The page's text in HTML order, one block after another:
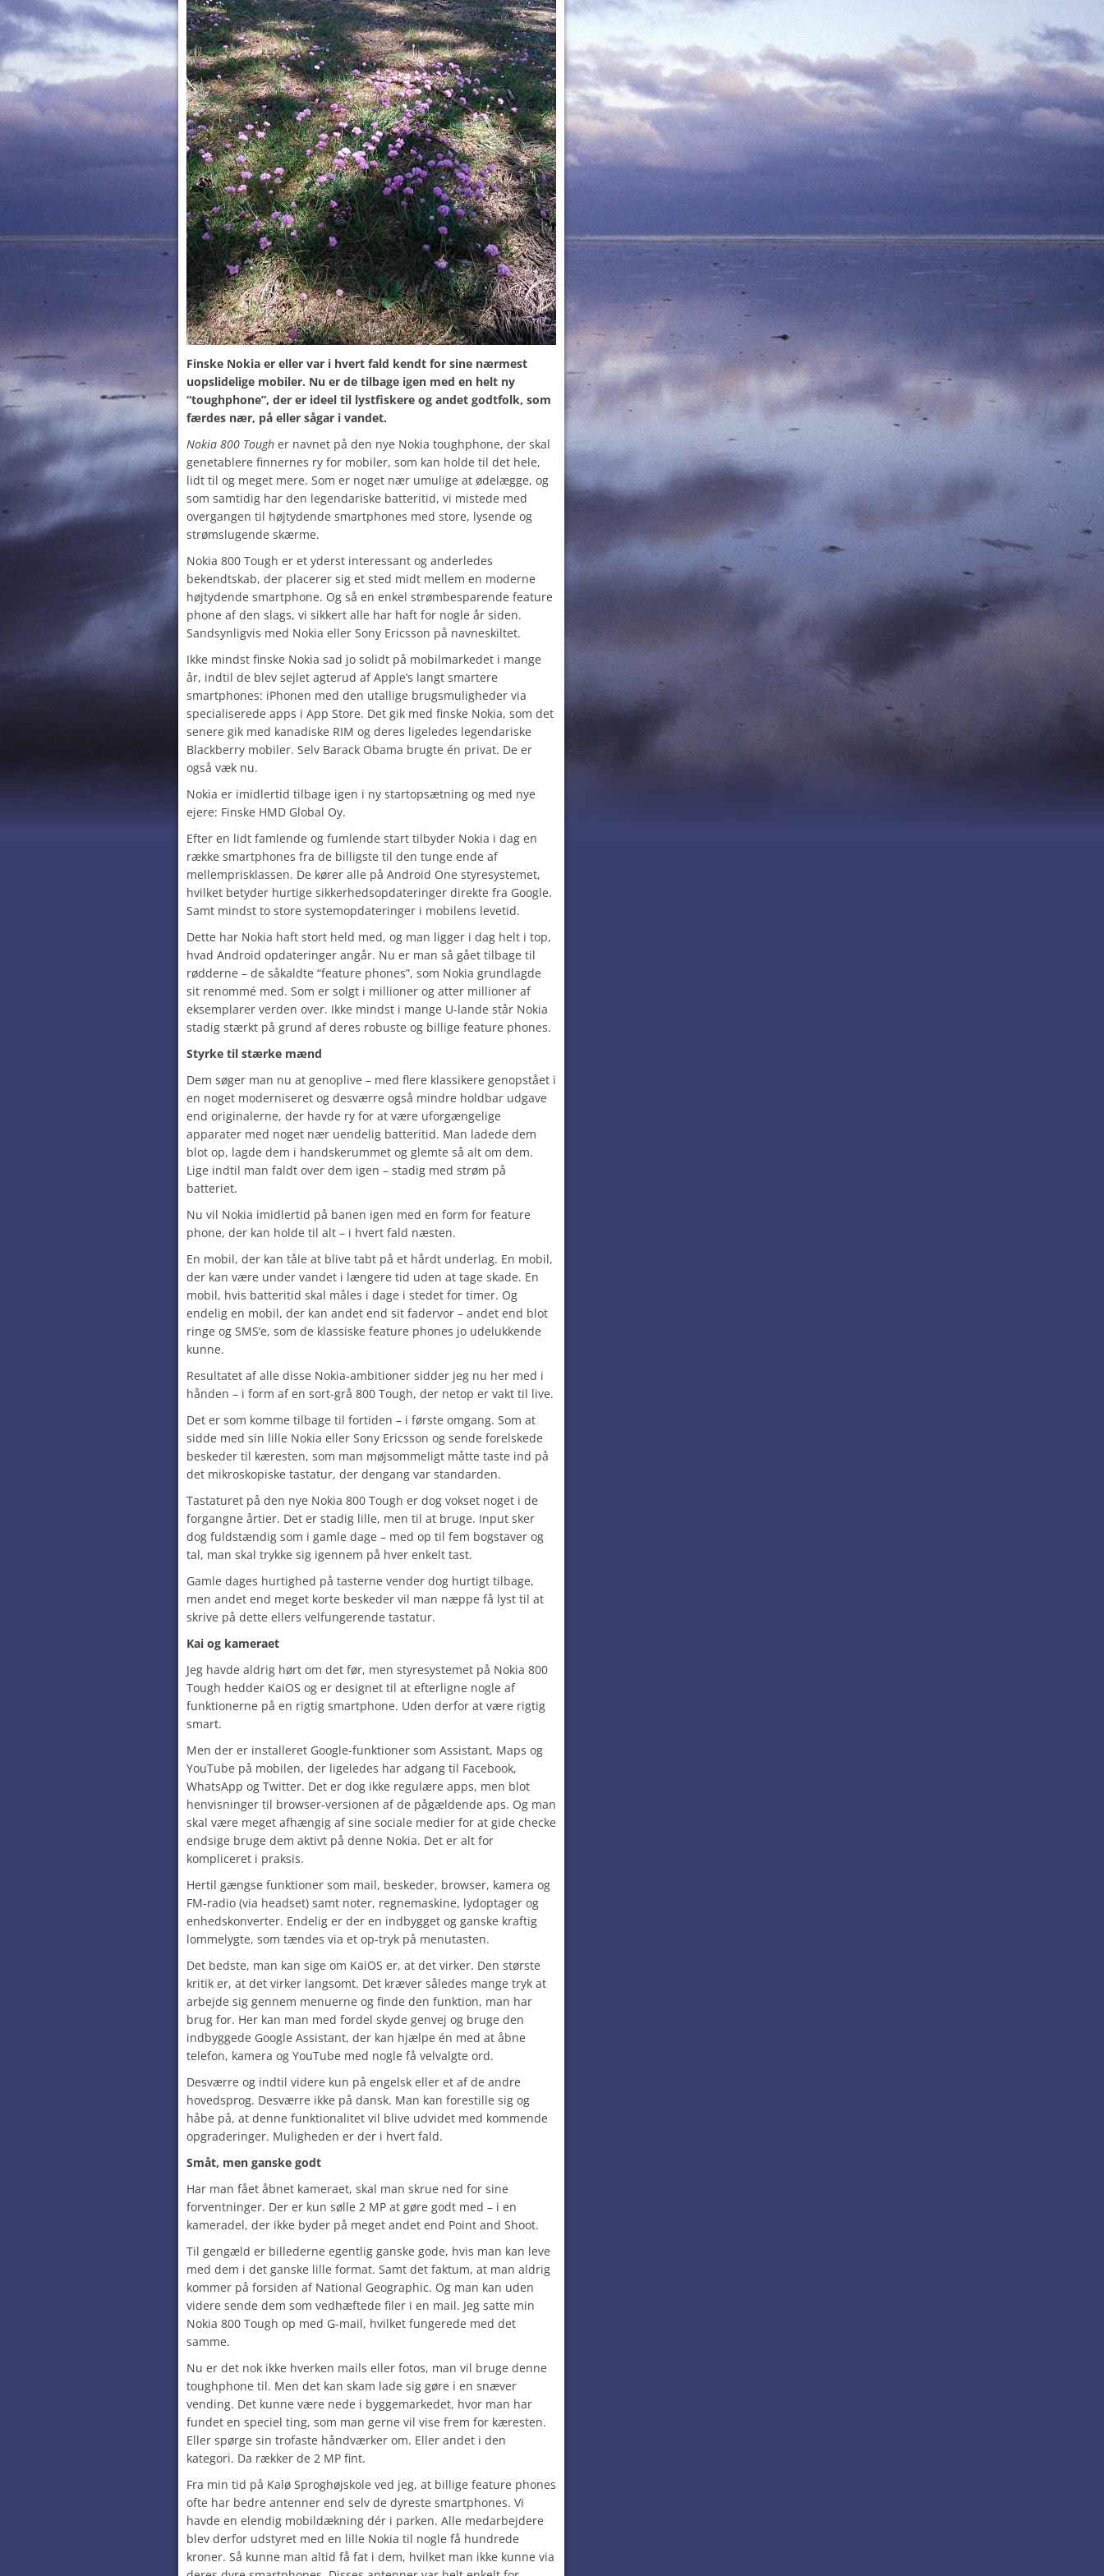
Finske Nokia er eller var i hvert fald kendt for sine nærmest
uopslidelige mobiler. Nu er de tilbage igen med en helt ny
“toughphone”, der er ideel til lystfiskere og andet godtfolk, som
færdes nær, på eller sågar i vandet.
Nokia 800 Tough er navnet på den nye Nokia toughphone, der skal
genetablere finnernes ry for mobiler, som kan holde til det hele,
lidt til og meget mere. Som er noget nær umulige at ødelægge, og
som samtidig har den legendariske batteritid, vi mistede med
overgangen til højtydende smartphones med store, lysende og
strømslugende skærme.
Nokia 800 Tough er et yderst interessant og anderledes
bekendtskab, der placerer sig et sted midt mellem en moderne
højtydende smartphone. Og så en enkel strømbesparende feature
phone af den slags, vi sikkert alle har haft for nogle år siden.
Sandsynligvis med Nokia eller Sony Ericsson på navneskiltet.
Ikke mindst finske Nokia sad jo solidt på mobilmarkedet i mange
år, indtil de blev sejlet agterud af Apple’s langt smartere
smartphones: iPhonen med den utallige brugsmuligheder via
specialiserede apps i App Store. Det gik med finske Nokia, som det
senere gik med kanadiske RIM og deres ligeledes legendariske
Blackberry mobiler. Selv Barack Obama brugte én privat. De er
også væk nu.
Nokia er imidlertid tilbage igen i ny startopsætning og med nye
ejere: Finske HMD Global Oy.
Efter en lidt famlende og fumlende start tilbyder Nokia i dag en
række smartphones fra de billigste til den tunge ende af
mellemprisklassen. De kører alle på Android One styresystemet,
hvilket betyder hurtige sikkerhedsopdateringer direkte fra Google.
Samt mindst to store systemopdateringer i mobilens levetid.
Dette har Nokia haft stort held med, og man ligger i dag helt i top,
hvad Android opdateringer angår. Nu er man så gået tilbage til
rødderne – de såkaldte “feature phones”, som Nokia grundlagde
sit renommé med. Som er solgt i millioner og atter millioner af
eksemplarer verden over. Ikke mindst i mange U-lande står Nokia
stadig stærkt på grund af deres robuste og billige feature phones.
Styrke til stærke mænd
Dem søger man nu at genoplive – med flere klassikere genopstået i
en noget moderniseret og desværre også mindre holdbar udgave
end originalerne, der havde ry for at være uforgængelige
apparater med noget nær uendelig batteritid. Man ladede dem
blot op, lagde dem i handskerummet og glemte så alt om dem.
Lige indtil man faldt over dem igen – stadig med strøm på
batteriet.
Nu vil Nokia imidlertid på banen igen med en form for feature
phone, der kan holde til alt – i hvert fald næsten.
En mobil, der kan tåle at blive tabt på et hårdt underlag. En mobil,
der kan være under vandet i længere tid uden at tage skade. En
mobil, hvis batteritid skal måles i dage i stedet for timer. Og
endelig en mobil, der kan andet end sit fadervor – andet end blot
ringe og SMS’e, som de klassiske feature phones jo udelukkende
kunne.
Resultatet af alle disse Nokia-ambitioner sidder jeg nu her med i
hånden – i form af en sort-grå 800 Tough, der netop er vakt til live.
Det er som komme tilbage til fortiden – i første omgang. Som at
sidde med sin lille Nokia eller Sony Ericsson og sende forelskede
beskeder til kæresten, som man møjsommeligt måtte taste ind på
det mikroskopiske tastatur, der dengang var standarden.
Tastaturet på den nye Nokia 800 Tough er dog vokset noget i de
forgangne årtier. Det er stadig lille, men til at bruge. Input sker
dog fuldstændig som i gamle dage – med op til fem bogstaver og
tal, man skal trykke sig igennem på hver enkelt tast.
Gamle dages hurtighed på tasterne vender dog hurtigt tilbage,
men andet end meget korte beskeder vil man næppe få lyst til at
skrive på dette ellers velfungerende tastatur.
Kai og kameraet
Jeg havde aldrig hørt om det før, men styresystemet på Nokia 800
Tough hedder KaiOS og er designet til at efterligne nogle af
funktionerne på en rigtig smartphone. Uden derfor at være rigtig
smart.
Men der er installeret Google-funktioner som Assistant, Maps og
YouTube på mobilen, der ligeledes har adgang til Facebook,
WhatsApp og Twitter. Det er dog ikke regulære apps, men blot
henvisninger til browser-versionen af de pågældende aps. Og man
skal være meget afhængig af sine sociale medier for at gide checke
endsige bruge dem aktivt på denne Nokia. Det er alt for
kompliceret i praksis.
Hertil gængse funktioner som mail, beskeder, browser, kamera og
FM-radio (via headset) samt noter, regnemaskine, lydoptager og
enhedskonverter. Endelig er der en indbygget og ganske kraftig
lommelygte, som tændes via et op-tryk på menutasten.
Det bedste, man kan sige om KaiOS er, at det virker. Den største
kritik er, at det virker langsomt. Det kræver således mange tryk at
arbejde sig gennem menuerne og finde den funktion, man har
brug for. Her kan man med fordel skyde genvej og bruge den
indbyggede Google Assistant, der kan hjælpe én med at åbne
telefon, kamera og YouTube med nogle få velvalgte ord.
Desværre og indtil videre kun på engelsk eller et af de andre
hovedsprog. Desværre ikke på dansk. Man kan forestille sig og
håbe på, at denne funktionalitet vil blive udvidet med kommende
opgraderinger. Muligheden er der i hvert fald.
Småt, men ganske godt
Har man fået åbnet kameraet, skal man skrue ned for sine
forventninger. Der er kun sølle 2 MP at gøre godt med – i en
kameradel, der ikke byder på meget andet end Point and Shoot.
Til gengæld er billederne egentlig ganske gode, hvis man kan leve
med dem i det ganske lille format. Samt det faktum, at man aldrig
kommer på forsiden af National Geographic. Og man kan uden
videre sende dem som vedhæftede filer i en mail. Jeg satte min
Nokia 800 Tough op med G-mail, hvilket fungerede med det
samme.
Nu er det nok ikke hverken mails eller fotos, man vil bruge denne
toughphone til. Men det kan skam lade sig gøre i en snæver
vending. Det kunne være nede i byggemarkedet, hvor man har
fundet en speciel ting, som man gerne vil vise frem for kæresten.
Eller spørge sin trofaste håndværker om. Eller andet i den
kategori. Da rækker de 2 MP fint.
Fra min tid på Kalø Sproghøjskole ved jeg, at billige feature phones
ofte har bedre antenner end selv de dyreste smartphones. Vi
havde en elendig mobildækning dér i parken. Alle medarbejdere
blev derfor udstyret med en lille Nokia til nogle få hundrede
kroner. Så kunne man altid få fat i dem, hvilket man ikke kunne via